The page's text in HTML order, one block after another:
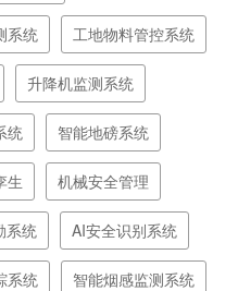
系统 工地物料管控系统
升降机监测系统
统 智能地磅系统
生 机械安全管理
系统 AI安全识别系统
系统 智能烟感监测系统